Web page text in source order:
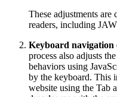
These adjustments
readers, including
Keyboard navigation
process also adjusts
behaviors using
by the keyboard. This
website using the Tab